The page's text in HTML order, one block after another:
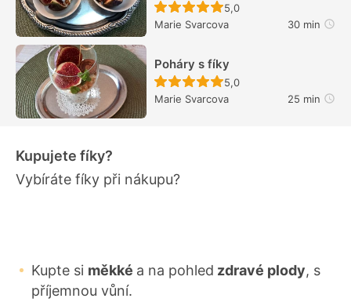
Recept ještě nebyl
5,0
Marie Svarcova
30 min
Poháry s fíky
Recept ještě nebyl
5,0
Marie Svarcova
25 min
Kupujete fíky?
Vybíráte fíky při nákupu?
Kupte si měkké a na pohled zdravé plody, s
příjemnou vůní.